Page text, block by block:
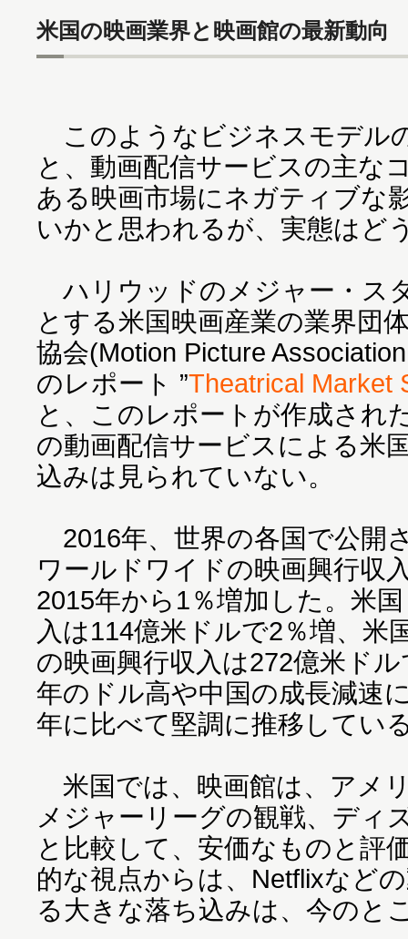
米国の映画業界と映画館の最新動向
このようなビジネスモデル
と、動画配信サービスの主な
ある映画市場にネガティブな
いかと思われるが、実態はど
ハリウッドのメジャー・ス
とする米国映画産業の業界団
協会(Motion Picture
のレポート ”Theatrical Market
と、このレポートが作成され
の動画配信サービスによる米
込みは見られていない。
2016年、世界の各国で公開
ワールドワイドの映画興行収
2015年から1％増加した。米
入は114億米ドルで2％増、米
の映画興行収入は272億米ド
年のドル高や中国の成長減速
年に比べて堅調に推移してい
米国では、映画館は、アメ
メジャーリーグの観戦、ディ
と比較して、安価なものと評
的な視点からは、Netflixなど
る大きな落ち込みは、今のと